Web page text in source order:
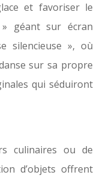
et favoriser le
» géant sur écran
silencieuse », où
sur sa propre
qui séduiront
culinaires ou de
d’objets offrent